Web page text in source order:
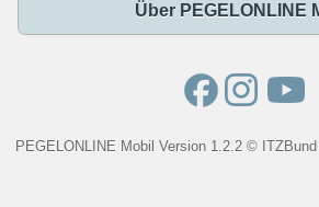
Über PEGELONLINE
PEGELONLINE Mobil Version 1.2.2 ©